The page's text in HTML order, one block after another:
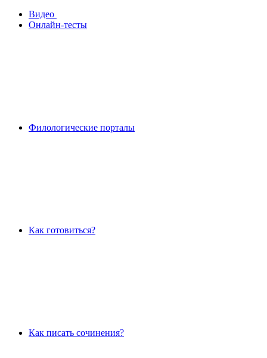
Видео
Онлайн-тесты
Филологические порталы
Как готовиться?
Как писать сочинения?